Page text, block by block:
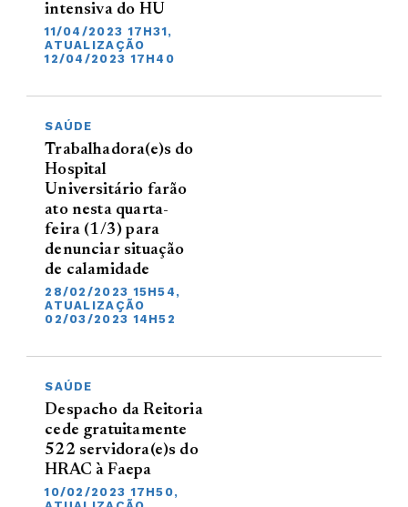
intensiva do HU
11/04/2023 17H31,
ATUALIZAÇÃO
12/04/2023 17H40
SAÚDE
Trabalhadora(e)s do
Hospital
Universitário farão
ato nesta quarta-
feira (1/3) para
denunciar situação
de calamidade
28/02/2023 15H54,
ATUALIZAÇÃO
02/03/2023 14H52
SAÚDE
Despacho da Reitoria
cede gratuitamente
522 servidora(e)s do
HRAC à Faepa
10/02/2023 17H50,